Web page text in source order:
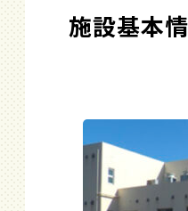
施設基本